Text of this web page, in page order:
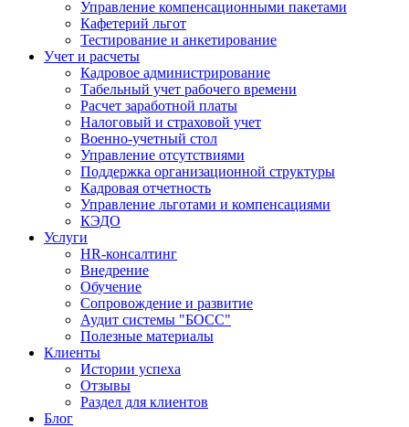
Управление компенсационными пакетами
Кафетерий льгот
Тестирование и анкетирование
Учет и расчеты
Кадровое администрирование
Табельный учет рабочего времени
Расчет заработной платы
Налоговый и страховой учет
Военно-учетный стол
Управление отсутствиями
Поддержка организационной структуры
Кадровая отчетность
Управление льготами и компенсациями
КЭДО
Услуги
HR-консалтинг
Внедрение
Обучение
Сопровождение и развитие
Аудит системы "БОСС"
Полезные материалы
Клиенты
Истории успеха
Отзывы
Раздел для клиентов
Блог